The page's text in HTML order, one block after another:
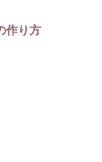
作り方